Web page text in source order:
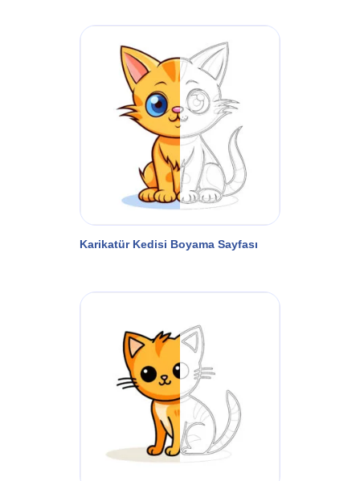
Karikatür Kedisi Boyama Sayfası